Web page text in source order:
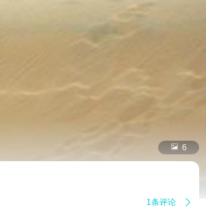
 6
1条评论 